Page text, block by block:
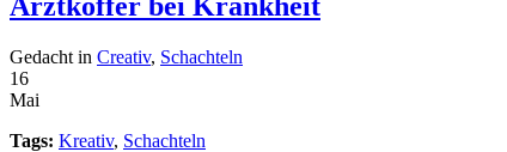
Gedacht in Creativ, Schachteln
16
Mai
Tags: Kreativ, Schachteln